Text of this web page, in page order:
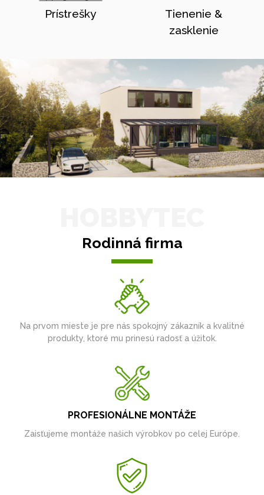
Prístrešky
Tienenie &
zasklenie
Rodinná firma
Na prvom mieste je pre nás spokojný zákazník a kvalitné
produkty, ktoré mu prinesú radosť a úžitok.
PROFESIONÁLNE MONTÁŽE
Zaisťujeme montáže našich výrobkov po celej Európe.